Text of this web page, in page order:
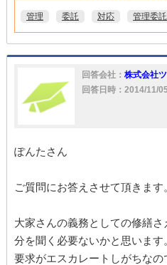
管理 委託 対応 管理委託
回答会社： 株式会社
回答日時：2014/11/
ぽんたさん
ご質問にお答えさせて頂きます
大家さんの義務としての修繕
分を聞く必要ないかと思います
要求がエスカレートしがちな